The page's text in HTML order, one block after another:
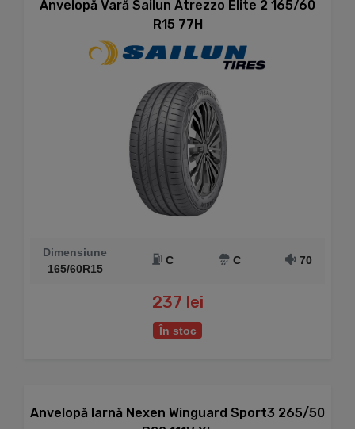
Anvelopă Vară Sailun Atrezzo Elite 2 165/60
R15 77H
Dimensiune
165/60R15
C C 70
237 lei
În stoc
Anvelopă Iarnă Nexen Winguard Sport3 265/50